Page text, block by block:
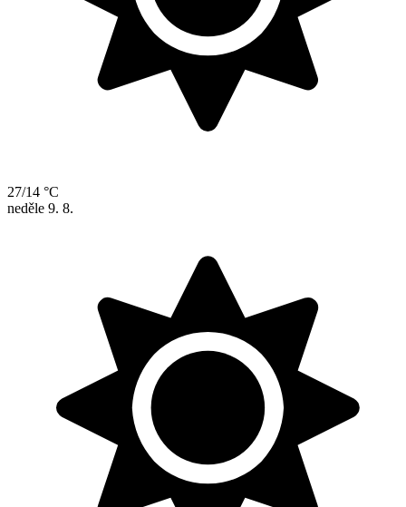
27/14 °C
neděle 9. 8.